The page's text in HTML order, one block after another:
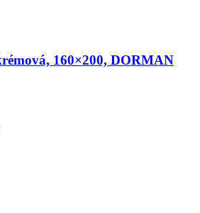
160×200, DORMAN